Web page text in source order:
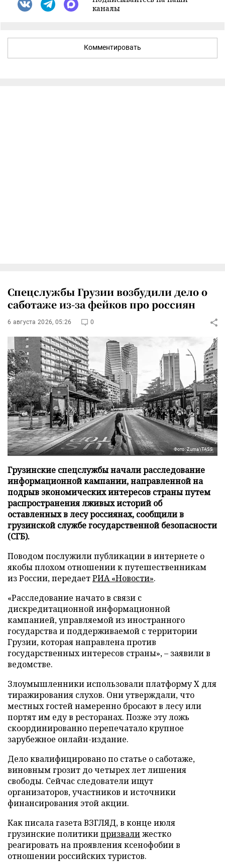
каналы
Комментировать
Спецслужбы Грузии возбудили дело о
саботаже из-за фейков про россиян
6 августа 2026, 05:26 0
Фото: Zuma\TASS
Грузинские спецслужбы начали расследование
информационной кампании, направленной на
подрыв экономических интересов страны путем
распространения лживых историй об
оставленных в лесу россиянах, сообщили в
грузинской службе государственной безопасности
(СГБ).
Поводом послужили публикации в интернете о
якобы плохом отношении к путешественникам
из России, передаетРИА «Новости».
«Расследование начато в связи с
дискредитационной информационной
кампанией, управляемой из иностранного
государства и поддерживаемой с территории
Грузии, которая направлена против
государственных интересов страны», – заявили в
ведомстве.
Злоумышленники использовали платформу X для
тиражирования слухов. Они утверждали, что
местных гостей намеренно бросают в лесу или
портят им еду в ресторанах. Позже эту ложь
скоординированно перепечатало крупное
зарубежное онлайн-издание.
Дело квалифицировано по статье о саботаже,
виновным грозит до четырех лет лишения
свободы. Сейчас следователи ищут
организаторов, участников и источники
финансирования этой акции.
Как писала газета ВЗГЛЯД, в конце июля
грузинские политикипризвалижестко
реагировать на проявления ксенофобии в
отношении российских туристов.